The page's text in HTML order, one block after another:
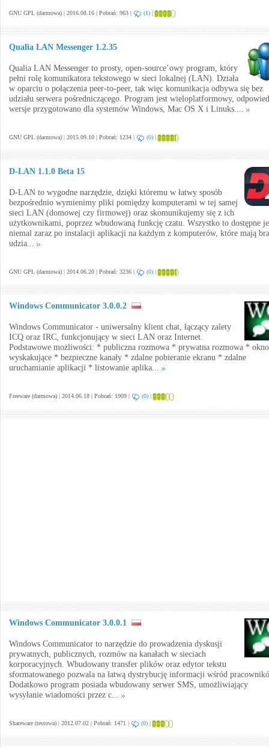
GNU GPL (darmowa) | 2016.08.16 | Pobrań: 963 | (1) |
Qualia LAN Messenger 1.2.35
Qualia LAN Messenger to prosty, open-source’owy program, który
pełni rolę komunikatora tekstowego w sieci lokalnej (LAN). Działa
w oparciu o połączenia peer-to-peer, tak więc komunikacja odbywa się bez
udziału serwera pośredniczącego. Program jest wieloplatformowy,
wersje przygotowano dla systemów Windows, Mac OS X i Linuks....
GNU GPL (darmowa) | 2015.09.10 | Pobrań: 1234 | (0) |
D-LAN 1.1.0 Beta 15
D-LAN to wygodne narzędzie, dzięki któremu w łatwy sposób
bezpośrednio wymienimy pliki pomiędzy komputerami w tej samej
sieci LAN (domowej czy firmowej) oraz skomunikujemy się z ich
użytkownikami, poprzez wbudowaną funkcję czatu. Wszystko to dostępne
niemal zaraz po instalacji aplikacji na każdym z komputerów, które mają
udzia...
GNU GPL (darmowa) | 2014.06.20 | Pobrań: 3236 | (0) |
Windows Communicator 3.0.0.2
Windows Communicator - uniwersalny klient chat, łączący zalety
ICQ oraz IRC, funkcjonujący w sieci LAN oraz Internet.
Podstawowe możliwości: * publiczna rozmowa * prywatna rozmowa * okno
wyskakujące * bezpieczne kanały * zdalne pobieranie ekranu * zdalne
uruchamianie aplikacji * listowanie aplika...
Freeware (darmowa) | 2014.06.18 | Pobrań: 1909 | (0) |
Windows Communicator 3.0.0.1
Windows Communicator to narzędzie do prowadzenia dyskusji
prywatnych, publicznych, rozmów na kanałach w sieciach
korporacyjnych. Wbudowany transfer plików oraz edytor tekstu
sformatowanego pozwala na łatwą dystrybucję informacji wśród
Dodatkowo program posiada wbudowany serwer SMS, umożliwiający
wysyłanie wiadomości przez c...
Shareware (testowa) | 2012.07.02 | Pobrań: 1471 | (0) |